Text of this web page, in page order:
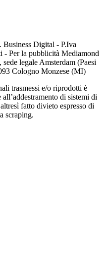
Digital - P.Iva
Per la pubblicità Mediamond
legale Amsterdam (Paesi
Cologno Monzese (MI)
trasmessi e/o riprodotti è
di sistemi di
fatto divieto espresso di
scraping.